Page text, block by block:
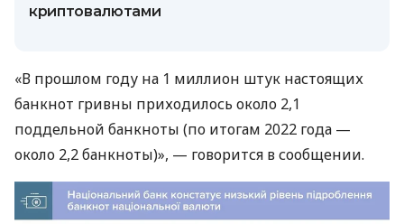
криптовалютами
«В прошлом году на 1 миллион штук настоящих
банкнот гривны приходилось около 2,1
поддельной банкноты (по итогам 2022 года —
около 2,2 банкноты)», — говорится в сообщении.